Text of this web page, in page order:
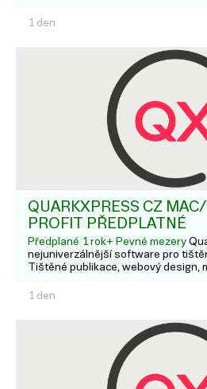
1 den
QUARKXPRESS CZ
PROFIT PŘEDPLATNÉ
Předplané 1 rok+ Pevné mezery
nejuniverzálnější software pro
Tištěné publikace, webový design,
V rámci trvalé licence získáte navíc
1 den